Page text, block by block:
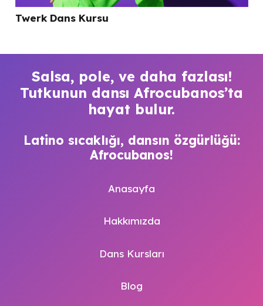
Twerk Dans Kursu
Salsa, pole, ve daha fazlası!
Tutkunun dansı Afrocubanos’ta
hayat bulur.
Latino sıcaklığı, dansın özgürlüğü:
Afrocubanos!
Anasayfa
Hakkımızda
Dans Kursları
Blog